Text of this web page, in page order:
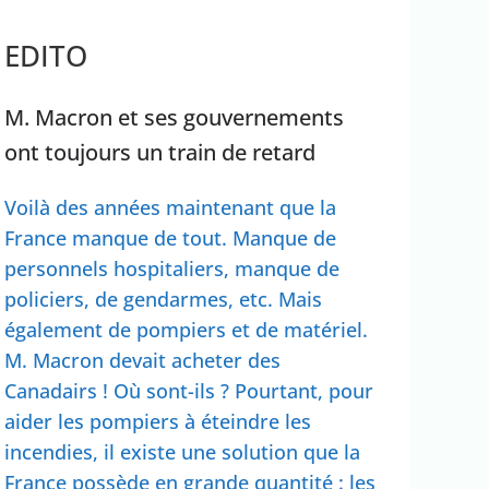
Benyamin Nétanyahou
EDITO
M. Macron et ses gouvernements
ont toujours un train de retard
Voilà des années maintenant que la
France manque de tout. Manque de
personnels hospitaliers, manque de
policiers, de gendarmes, etc. Mais
également de pompiers et de matériel.
M. Macron devait acheter des
Canadairs ! Où sont-ils ? Pourtant, pour
aider les pompiers à éteindre les
incendies, il existe une solution que la
France possède en grande quantité : les